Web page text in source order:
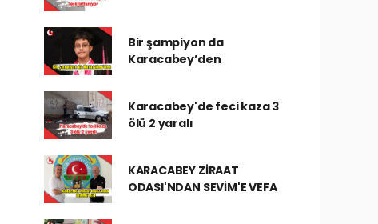
Bir şampiyon da
Karacabey’den
Karacabey'de feci kaza 3
ölü 2 yaralı
KARACABEY ZİRAAT
ODASI'NDAN SEVİM'E VEFA